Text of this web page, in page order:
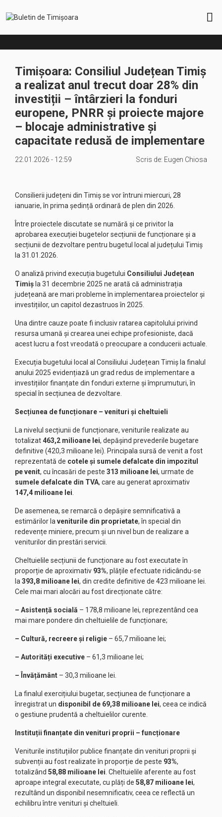
Timișoara: Consiliul Județean Timiș
a realizat anul trecut doar 28% din
investiții – întârzieri la fonduri
europene, PNRR și proiecte majore
– blocaje administrative și
capacitate redusă de implementare
22.01.2026 - 12:59 Scris de: Eugen Chiosa
Consilierii județeni din Timiș se vor întruni miercuri, 28
ianuarie, în prima ședință ordinară de plen din 2026.
Între proiectele discutate se numără și ce privitor la
aprobarea execuției bugetelor secțiunii de funcționare și a
secțiunii de dezvoltare pentru bugetul local al județului Timiș
la 31.01.2026.
O analiză privind execuția bugetului Consiliului Județean
Timiș la 31 decembrie 2025 ne arată că administrația
județeană are mari probleme în implementarea proiectelor și
investițiilor, un capitol dezastruos în 2025.
Una dintre cauze poate fi inclusiv ratarea capitolului privind
resursa umană și crearea unei echipe profesioniste, dacă
acest lucru a fost vreodată o preocupare a conducerii actuale.
Execuția bugetului local al Consiliului Județean Timiș la finalul
anului 2025 evidențiază un grad redus de implementare a
investițiilor finanțate din fonduri externe și împrumuturi, în
special în secțiunea de dezvoltare.
Secțiunea de funcționare – venituri și cheltuieli
La nivelul secțiunii de funcționare, veniturile realizate au
totalizat463,2 milioane lei, depășind prevederile bugetare
definitive (420,3 milioane lei). Principala sursă de venit a fost
reprezentată de cotele și sumele defalcate din impozitul
pe venit, cu încasări de peste 313 milioane lei, urmate de
sumele defalcate din TVA, care au generat aproximativ
147,4 milioane lei
De asemenea, se remarcă o depășire semnificativă a
estimărilor la veniturile din proprietate, în special din
redevențe miniere, precum și un nivel bun de realizare a
veniturilor din prestări servicii.
Cheltuielile secțiunii de funcționare au fost executate în
proporție de aproximativ 93%, plățile efectuate ridicându-se
la 393,8 milioane lei, din credite definitive de 423 milioane lei.
Cele mai mari alocări au fost direcționate către:
– Asistență socială – 178,8 milioane lei, reprezentând cea
mai mare pondere din cheltuielile de funcționare;
– Cultură, recreere și religie – 65,7 milioane lei;
– Autorități executive – 61,3 milioane lei;
– Învățământ – 30,3 milioane lei.
La finalul exercițiului bugetar, secțiunea de funcționare a
înregistrat un disponibil de 69,38 milioane lei, ceea ce indică
o gestiune prudentă a cheltuielilor curente.
Instituții finanțate din venituri proprii – funcționare
Veniturile instituțiilor publice finanțate din venituri proprii și
subvenții au fost realizate în proporție de peste 93%,
totalizând 58,88 milioane lei . Cheltuielile aferente au fost
aproape integral executate, cu plăți de 58,87 milioane lei,
rezultând un disponibil nesemnificativ, ceea ce reflectă un
echilibru între venituri și cheltuieli.